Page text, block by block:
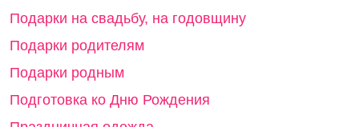
Подарки на свадьбу, на годовщину
Подарки родителям
Подарки родным
Подготовка ко Дню Рождения